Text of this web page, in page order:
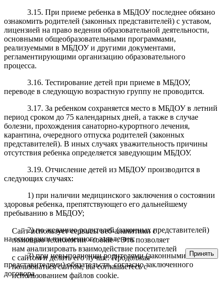
3.15. При приеме ребенка в МБДОУ последнее обязано
ознакомить родителей (законных представителей) с уставом,
лицензией на право ведения образовательной деятельности,
основными общеобразовательными программами,
реализуемыми в МБДОУ и другими документами,
регламентирующими организацию образовательного
процесса.
3.16. Тестирование детей при приеме в МБДОУ,
переводе в следующую возрастную группу не проводится.
3.17. За ребенком сохраняется место в МБДОУ в летний
период сроком до 75 календарных дней, а также в случае
болезни, прохождения санаторно-курортного лечения,
карантина, очередного отпуска родителей (законных
представителей). В иных случаях уважительность причины
отсутствия ребенка определяется заведующим МБДОУ.
3.19. Отчисление детей из МБДОУ производится в
следующих случаях:
1) при наличии медицинского заключения о состоянии
здоровья ребенка, препятствующего его дальнейшему
пребыванию в МБДОУ;
2) по желанию родителей (законных представителей)
на основании письменного заявления;
3) при невыполнении родителями (законными
представителями) обязательств, согласно заключенного
договора.
Сайт использует сервисы веб-аналитики с
помощью технологии «cookie». Это позволяет
нам анализировать взаимодействие посетителей
с сайтом и делать его лучше. Продолжая
пользоваться сайтом, вы соглашаетесь с
использованием файлов cookie.
Принять